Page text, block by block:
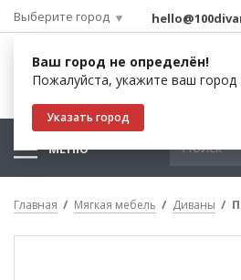
Выберите город
Ваш город не определён!
Пожалуйста, укажите ваш город
Указать город
МЕНЮ
Главная Мягкая мебель Диваны